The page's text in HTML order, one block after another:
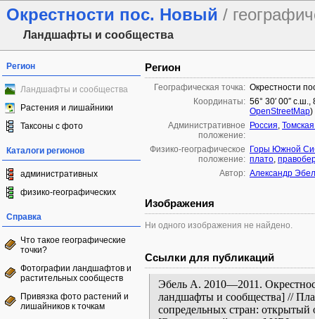
Окрестности пос. Новый /
Ландшафты и сообщества
Регион
Ландшафты и сообщества
Растения и лишайники
Таксоны с фото
Каталоги регионов
административных
физико-географических
Справка
Что такое географические
точки?
Фотографии ландшафтов и
растительных сообществ
Привязка фото растений и
лишайников к точкам
Регион
Географическая точка: Окрестности
Координаты: 56° 30′ 00″ с.ш.,
OpenStreetMap)
Административное
положение:
Россия,
Физико-географическое
положение:
Горы Южной
плато,
Автор: Александр
Изображения
Ни одного изображения не найдено.
Ссылки для публикаций
Эбель А. 2010—2011.
ландшафты и сообщества] //
сопредельных стран: открытый